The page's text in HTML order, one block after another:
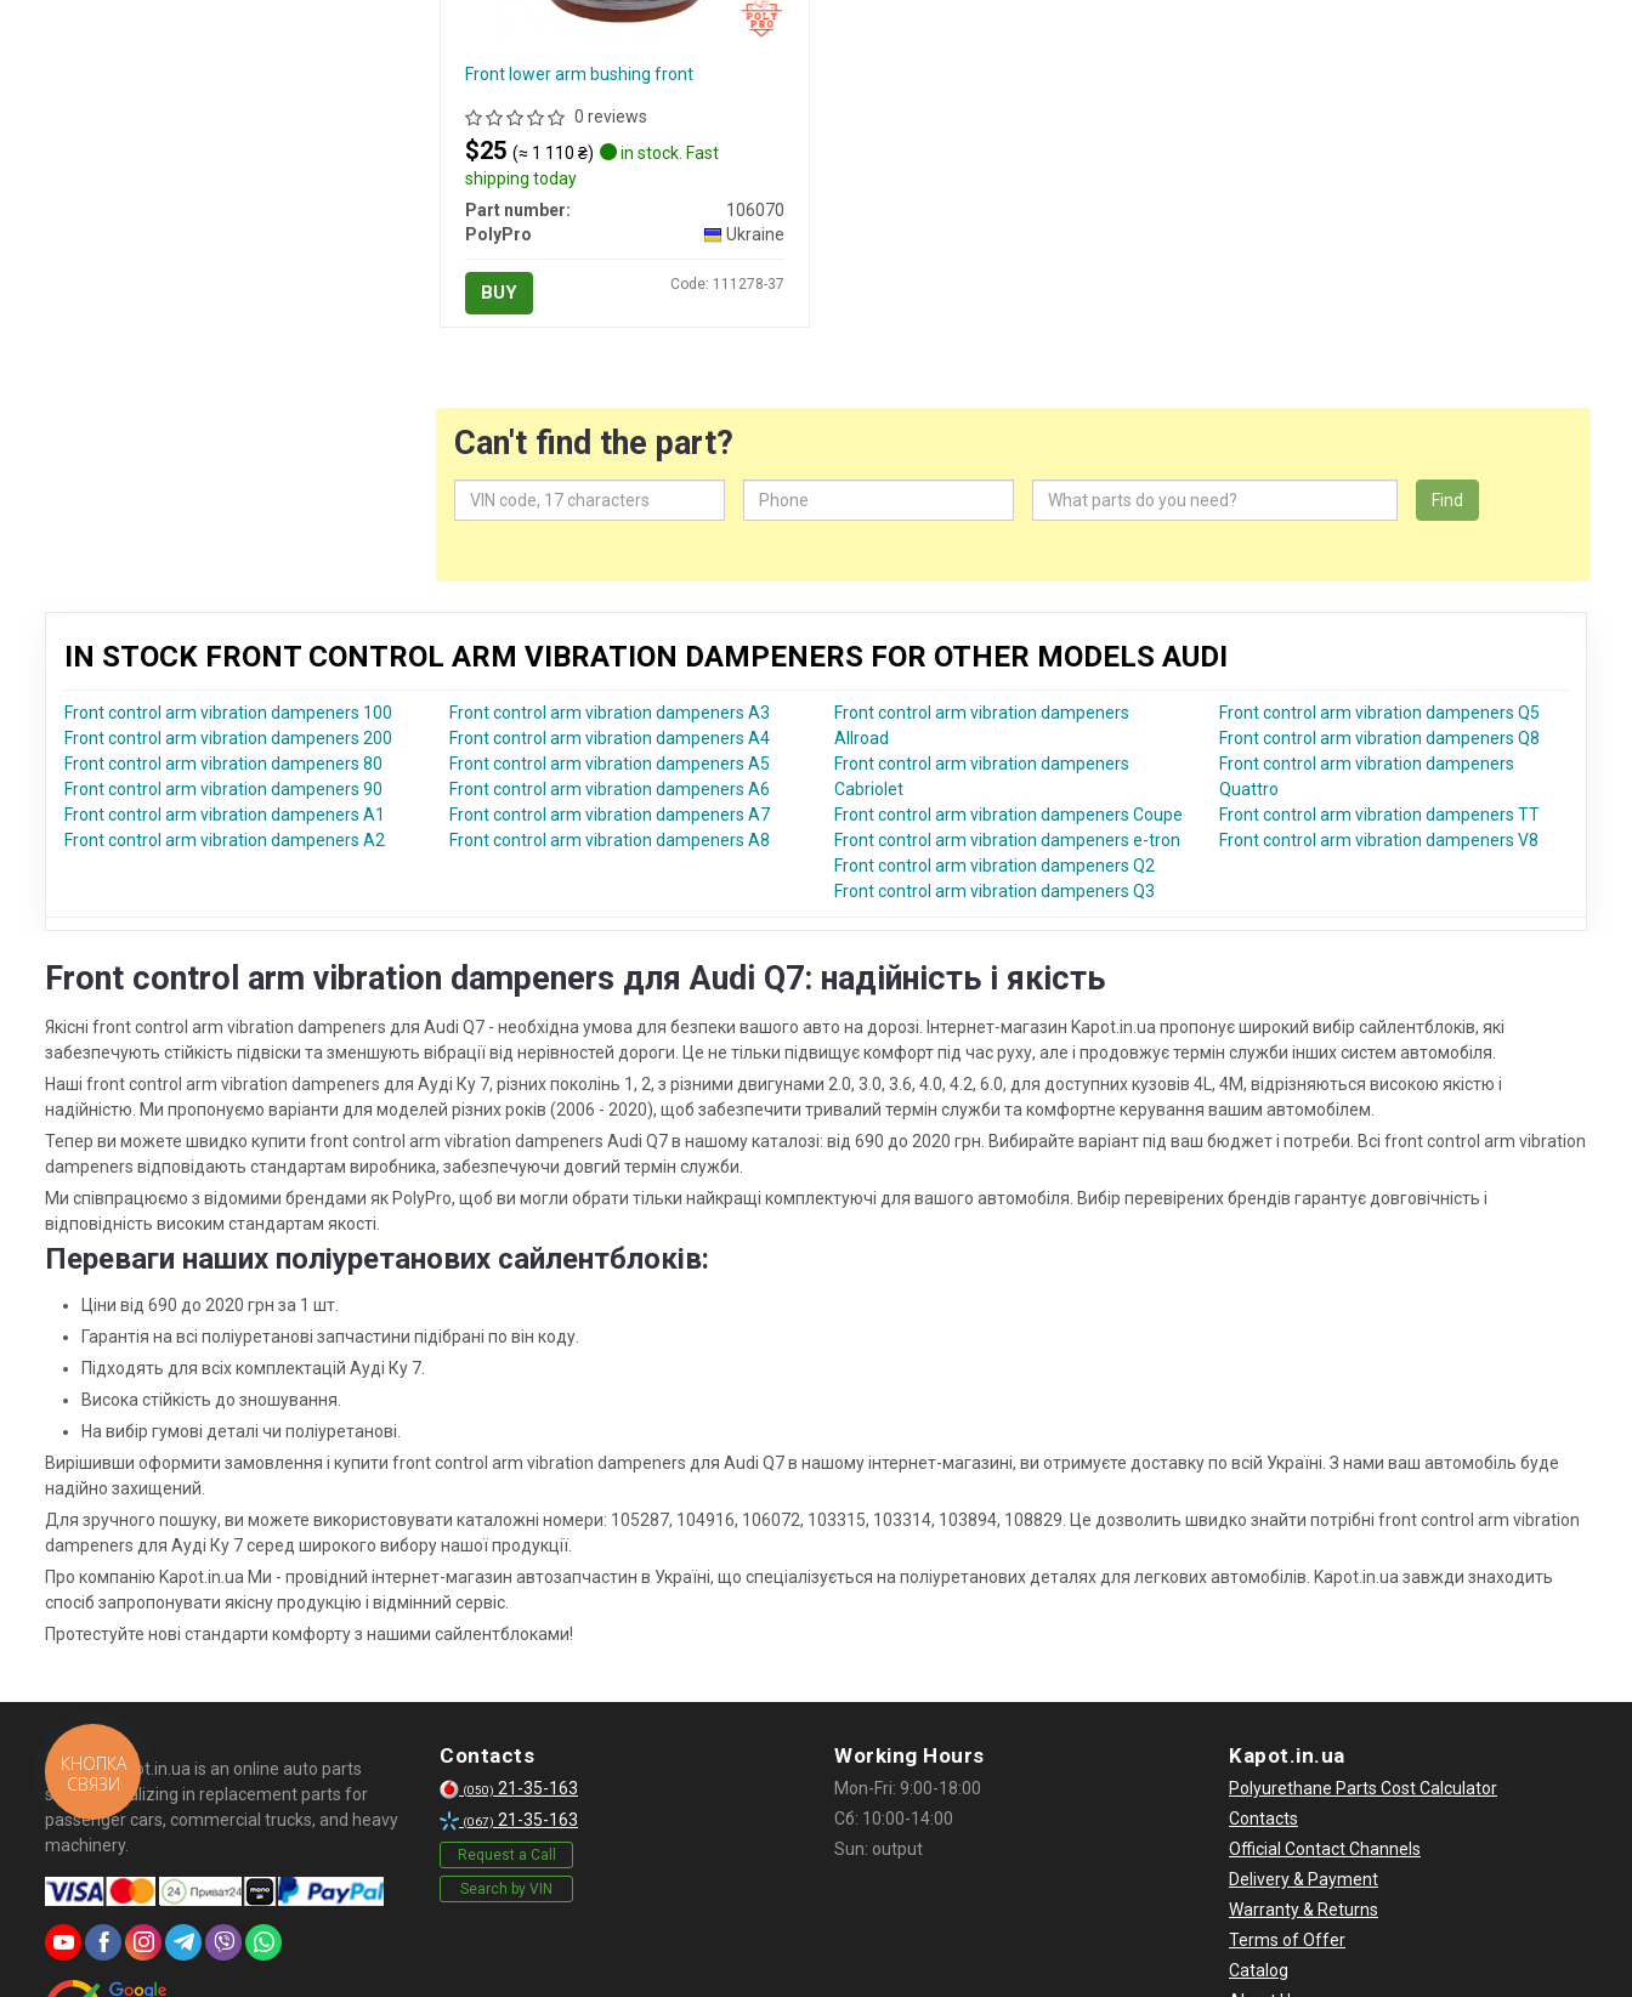
Front lower arm bushing front
0 reviews
$25 (≈ 1 110 ₴)
in stock. Fast
shipping today
Part number:
106070
PolyPro
Ukraine
BUY Code: 111278-37
Can't find the part?
Find
IN STOCK FRONT CONTROL ARM VIBRATION DAMPENERS FOR OTHER MODELS AUDI
Front control arm vibration dampeners 100
Front control arm vibration dampeners 200
Front control arm vibration dampeners 80
Front control arm vibration dampeners 90
Front control arm vibration dampeners A1
Front control arm vibration dampeners A2
Front control arm vibration dampeners A3
Front control arm vibration dampeners A4
Front control arm vibration dampeners A5
Front control arm vibration dampeners A6
Front control arm vibration dampeners A7
Front control arm vibration dampeners A8
Front control arm vibration dampeners
Allroad
Front control arm vibration dampeners
Cabriolet
Front control arm vibration dampeners Coupe
Front control arm vibration dampeners e-tron
Front control arm vibration dampeners Q2
Front control arm vibration dampeners Q3
Front control arm vibration dampeners Q5
Front control arm vibration dampeners Q8
Front control arm vibration dampeners
Quattro
Front control arm vibration dampeners TT
Front control arm vibration dampeners V8
Front control arm vibration dampeners для Audi Q7: надійність і якість
Якісні front control arm vibration dampeners для Audi Q7 - необхідна умова для безпеки вашого авто на дорозі. Інтернет-магазин Kapot.in.ua пропонує широкий вибір сайлентблоків, які
забезпечують стійкість підвіски та зменшують вібрації від нерівностей дороги. Це не тільки підвищує комфорт під час руху, але і продовжує термін служби інших систем автомобіля.
Наші front control arm vibration dampeners для Ауді Ку 7, різних поколінь 1, 2, з різними двигунами 2.0, 3.0, 3.6, 4.0, 4.2, 6.0, для доступних кузовів 4L, 4M, відрізняються високою якістю і
надійністю. Ми пропонуємо варіанти для моделей різних років (2006 - 2020), щоб забезпечити тривалий термін служби та комфортне керування вашим автомобілем.
Тепер ви можете швидко купити front control arm vibration dampeners Audi Q7 в нашому каталозі: від 690 до 2020 грн. Вибирайте варіант під ваш бюджет і потреби. Всі front control arm vibration
dampeners відповідають стандартам виробника, забезпечуючи довгий термін служби.
Ми співпрацюємо з відомими брендами як PolyPro, щоб ви могли обрати тільки найкращі комплектуючі для вашого автомобіля. Вибір перевірених брендів гарантує довговічність і
відповідність високим стандартам якості.
Переваги наших поліуретанових сайлентблоків:
Ціни від 690 до 2020 грн за 1 шт.
Гарантія на всі поліуретанові запчастини підібрані по він коду.
Підходять для всіх комплектацій Ауді Ку 7.
Висока стійкість до зношування.
На вибір гумові деталі чи поліуретанові.
Вирішивши оформити замовлення і купити front control arm vibration dampeners для Audi Q7 в нашому інтернет-магазині, ви отримуєте доставку по всій Україні. З нами ваш автомобіль буде
надійно захищений.
Для зручного пошуку, ви можете використовувати каталожні номери: 105287, 104916, 106072, 103315, 103314, 103894, 108829. Це дозволить швидко знайти потрібні front control arm vibration
dampeners для Ауді Ку 7 серед широкого вибору нашої продукції.
Про компанію Kapot.in.ua Ми - провідний інтернет-магазин автозапчастин в Україні, що спеціалізується на поліуретанових деталях для легкових автомобілів. Kapot.in.ua завжди знаходить
спосіб запропонувати якісну продукцію і відмінний сервіс.
Протестуйте нові стандарти комфорту з нашими сайлентблоками!
© 2026 Kapot.in.ua is an online auto parts
store specializing in replacement parts for
passenger cars, commercial trucks, and heavy
machinery.
Contacts
(050) 21-35-163
(067) 21-35-163
Request a Call
Search by VIN
Working Hours
Mon-Fri: 9:00-18:00
Сб: 10:00-14:00
Sun: output
Kapot.in.ua
Polyurethane Parts Cost Calculator
Contacts
Official Contact Channels
Delivery & Payment
Warranty & Returns
Terms of Offer
Catalog
КНОПКА
СВЯЗИ